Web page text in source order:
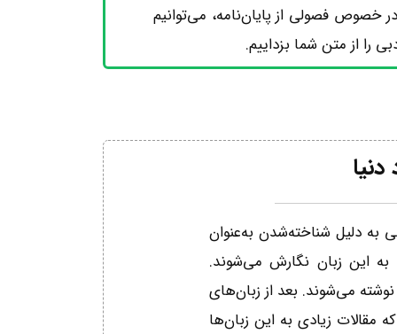
خصوص فصولی از پایان‌نامه، می‌توانیم
از متن شما بزداییم.
به دلیل شناخته‌شدن به‌عنوان
به این زبان نگارش می‌شوند.
می‌شوند. بعد از زبان‌های
مقالات زیادی به این زبان‌ها